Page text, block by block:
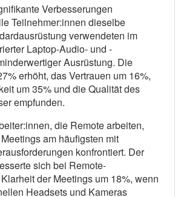
Verbesserungen
Teilnehmer:innen dieselbe
verwendeten im
Laptop-Audio- und -
Ausrüstung. Die
erhöht, das Vertrauen um 16%,
um 35% und die Qualität des
empfunden.
die Remote arbeiten,
am häufigsten mit
konfrontiert. Der
sich bei Remote-
der Meetings um 18%, wenn
Headsets und Kameras